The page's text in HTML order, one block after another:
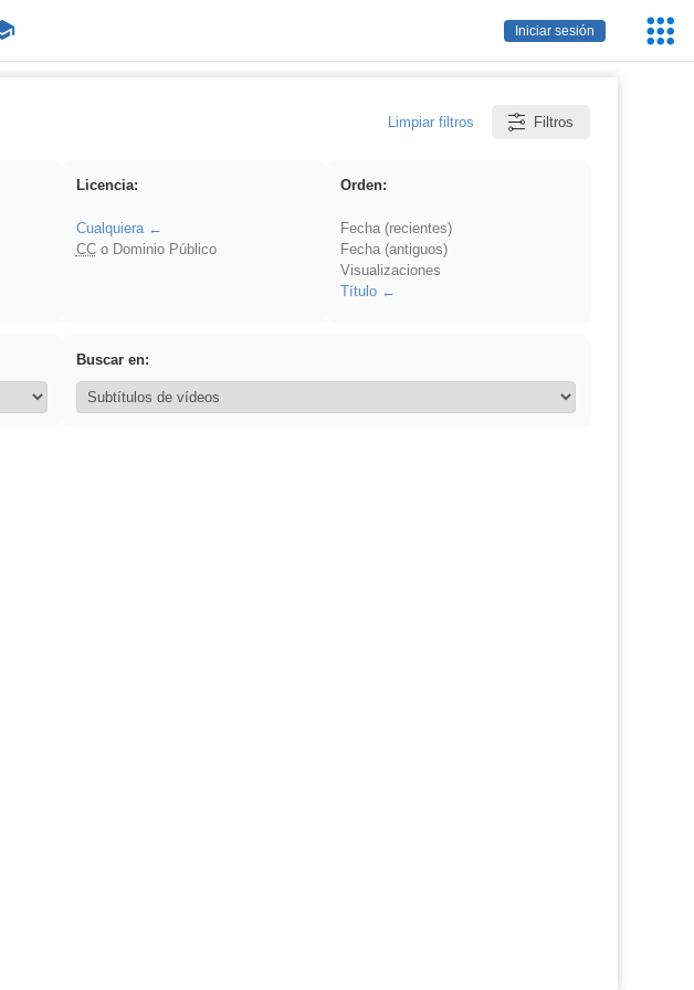
Iniciar sesión
Limpiar filtros Filtros
Licencia:
Cualquiera
CCo Dominio Público
Orden:
Fecha (recientes)
Fecha (antiguos)
Visualizaciones
Título
Buscar en: